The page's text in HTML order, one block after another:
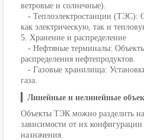
ветровые и солнечные).
- Теплоэлектростанции (ТЭС):
как электрическую, так и
5. Хранение и распределение
- Нефтяные терминалы:
распределения нефтепродуктов.
- Газовые хранилища:
газа.
▎Линейные и нелинейные
Объекты ТЭК можно разделить
зависимости от их
назначения.